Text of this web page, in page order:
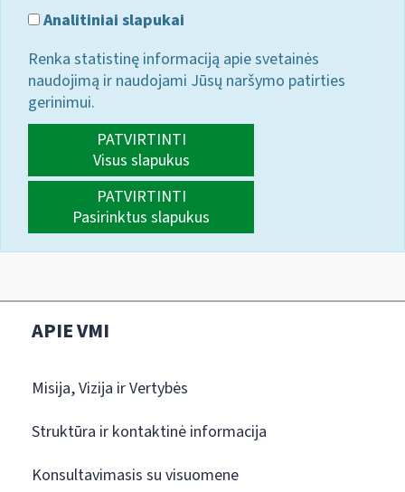
Analitiniai slapukai
Renka statistinę informaciją apie svetainės
naudojimą ir naudojami Jūsų naršymo patirties
gerinimui.
PATVIRTINTI
Visus slapukus
PATVIRTINTI
Pasirinktus slapukus
APIE VMI
Misija, Vizija ir Vertybės
Struktūra ir kontaktinė informacija
Konsultavimasis su visuomene